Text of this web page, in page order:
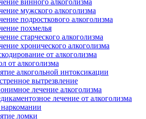
мужского алкоголизма
подросткового алкоголизма
похмелья
старческого алкоголизма
хронического алкоголизма
от алкоголизма
от алкоголизма
алкогольной интоксикации
вытрезвление
лечение алкоголизма
лечение от алкоголизма
ломки